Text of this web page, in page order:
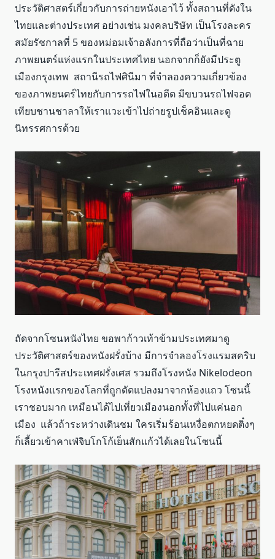
ประวัติศาสตร์เกี่ยวกับการถ่ายหนังเอาไว้ ทั้งสถานที่ดังใน
ไทยและต่างประเทศ อย่างเช่น มงคลบริษัท เป็นโรงละคร
สมัยรัชกาลที่ 5 ของหม่อมเจ้าอลังการที่ถือว่าเป็นที่ฉาย
ภาพยนตร์แห่งแรกในประเทศไทย นอกจากก็ยังมีประตู
เมืองกรุงเทพ สถานีรถไฟศินีมา ที่จำลองความเกี่ยวข้อง
ของภาพยนตร์ไทยกับการรถไฟในอดีต มีขบวนรถไฟจอด
เทียบชานชาลาให้เราแวะเข้าไปถ่ายรูปเช็คอินและดู
นิทรรศการด้วย
ถัดจากโซนหนังไทย ขอพาก้าวเท้าข้ามประเทศมาดู
ประวัติศาสตร์ของหนังฝรั่งบ้าง มีการจำลองโรงแรมสคริบ
ในกรุงปารีสประเทศฝรั่งเศส รวมถึงโรงหนัง Nikelodeon
โรงหนังแรกของโลกที่ถูกดัดแปลงมาจากห้องแถว โซนนี้
เราชอบมาก เหมือนได้ไปเที่ยวเมืองนอกทั้งที่ไปแค่นอก
เมือง แล้วถ้าระหว่างเดินชม ใครเริ่มร้อนเหงื่อตกหยดติ๋งๆ
ก็เลี้ยวเข้าคาเฟ่จิบโกโก้เย็นสักแก้วได้เลยในโซนนี้